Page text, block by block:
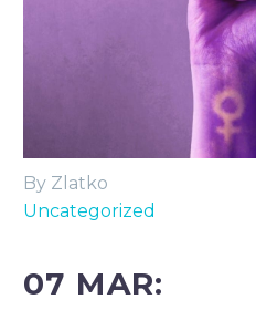
By Zlatko
Uncategorized
07 MAR: